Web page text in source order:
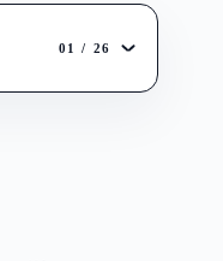
01 / 26